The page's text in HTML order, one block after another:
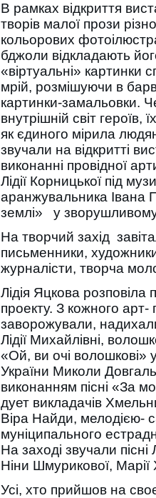
В рамках відкриття
творів малої прози
кольорових
бджоли відкладають
«віртуальні» картинки
мрій, розмішуючи в
картинки-замальовки.
внутрішній світ героїв,
як єдиного мірила
звучали на відкритті
виконанні провідної
Лідії Корницької під
аранжувальника Івана
землі» у
На творчий захід
письменники,
журналісти, творча
Лідія Яцкова розповіла
проекту. З кожного
заворожували,
Лідії Михайлівні,
«Ой, ви очі волошкові»
України Миколи
виконанням пісні «За
дует викладачів
Віра Найди, мелодією-
муніципального
На заході звучали пісні
Ніни Шмурикової,
Усі, хто прийшов на